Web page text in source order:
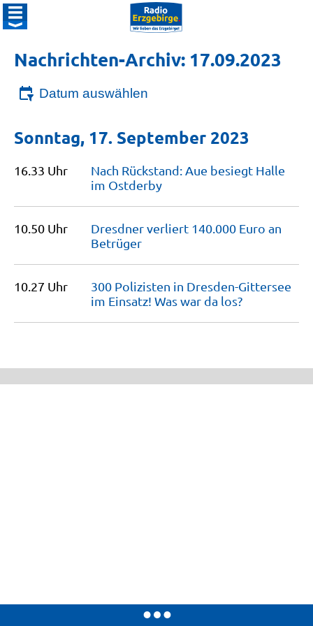
Nachrichten-Archiv: 17.09.2023
Datum auswählen
Sonntag, 17. September 2023
16.33 Uhr
Nach Rückstand: Aue besiegt Halle
im Ostderby
10.50 Uhr
Dresdner verliert 140.000 Euro an
Betrüger
10.27 Uhr
300 Polizisten in Dresden-Gittersee
im Einsatz! Was war da los?